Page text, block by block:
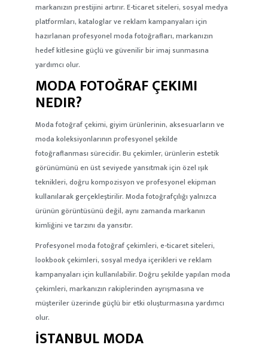
markanızın prestijini artırır. E-ticaret siteleri, sosyal medya
platformları, kataloglar ve reklam kampanyaları için
hazırlanan profesyonel moda fotoğrafları, markanızın
hedef kitlesine güçlü ve güvenilir bir imaj sunmasına
yardımcı olur.
MODA FOTOĞRAF ÇEKIMI
NEDIR?
Moda fotoğraf çekimi, giyim ürünlerinin, aksesuarların ve
moda koleksiyonlarının profesyonel şekilde
fotoğraflanması sürecidir. Bu çekimler, ürünlerin estetik
görünümünü en üst seviyede yansıtmak için özel ışık
teknikleri, doğru kompozisyon ve profesyonel ekipman
kullanılarak gerçekleştirilir. Moda fotoğrafçılığı yalnızca
ürünün görüntüsünü değil, aynı zamanda markanın
kimliğini ve tarzını da yansıtır.
Profesyonel moda fotoğraf çekimleri, e-ticaret siteleri,
lookbook çekimleri, sosyal medya içerikleri ve reklam
kampanyaları için kullanılabilir. Doğru şekilde yapılan moda
çekimleri, markanızın rakiplerinden ayrışmasına ve
müşteriler üzerinde güçlü bir etki oluşturmasına yardımcı
olur.
İSTANBUL MODA